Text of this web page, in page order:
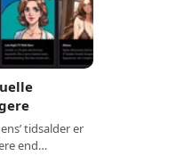
tidsalder er
end…